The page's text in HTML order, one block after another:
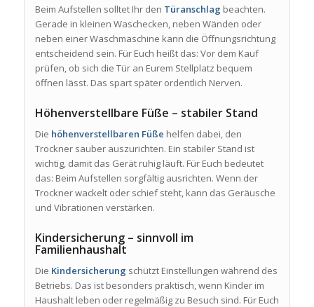
Beim Aufstellen solltet Ihr den Türanschlag beachten.
Gerade in kleinen Waschecken, neben Wänden oder
neben einer Waschmaschine kann die Öffnungsrichtung
entscheidend sein. Für Euch heißt das: Vor dem Kauf
prüfen, ob sich die Tür an Eurem Stellplatz bequem
öffnen lässt. Das spart später ordentlich Nerven.
Höhenverstellbare Füße – stabiler Stand
Die höhenverstellbaren Füße helfen dabei, den
Trockner sauber auszurichten. Ein stabiler Stand ist
wichtig, damit das Gerät ruhig läuft. Für Euch bedeutet
das: Beim Aufstellen sorgfältig ausrichten. Wenn der
Trockner wackelt oder schief steht, kann das Geräusche
und Vibrationen verstärken.
Kindersicherung – sinnvoll im
Familienhaushalt
Die Kindersicherung schützt Einstellungen während des
Betriebs. Das ist besonders praktisch, wenn Kinder im
Haushalt leben oder regelmäßig zu Besuch sind. Für Euch